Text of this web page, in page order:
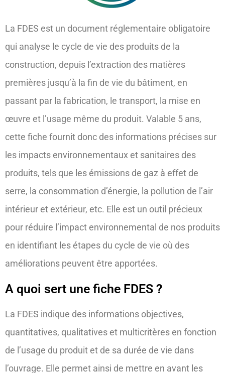
La FDES est un document réglementaire obligatoire
qui analyse le cycle de vie des produits de la
construction, depuis l’extraction des matières
premières jusqu’à la fin de vie du bâtiment, en
passant par la fabrication, le transport, la mise en
œuvre et l’usage même du produit. Valable 5 ans,
cette fiche fournit donc des informations précises sur
les impacts environnementaux et sanitaires des
produits, tels que les émissions de gaz à effet de
serre, la consommation d’énergie, la pollution de l’air
intérieur et extérieur, etc. Elle est un outil précieux
pour réduire l’impact environnemental de nos produits
en identifiant les étapes du cycle de vie où des
améliorations peuvent être apportées.
A quoi sert une fiche FDES ?
La FDES indique des informations objectives,
quantitatives, qualitatives et multicritères en fonction
de l’usage du produit et de sa durée de vie dans
l’ouvrage. Elle permet ainsi de mettre en avant les